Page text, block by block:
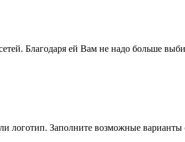
Благодаря ей Вам не надо больше
логотип. Заполните возможные